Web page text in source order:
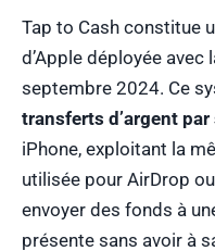
Tap to Cash constitue
d’Apple déployée avec
septembre 2024. Ce
transferts d’argent
iPhone, exploitant la
utilisée pour AirDrop
envoyer des fonds à
présente sans avoir à